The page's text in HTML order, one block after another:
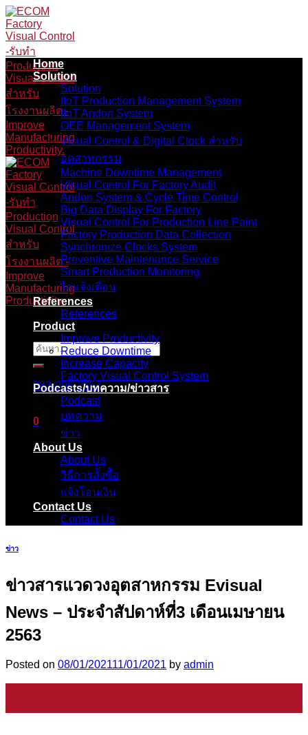
Skip
to
content
ค้นหา:
083-096-2657
0
ตะกร้าสินค้า
ไม่มีสินค้าในตะกร้า
Home
Solution
Solution
IIoT Production Management System
IIoT Andon System
OEE Management System
Visual Control & Digital Clock สำหรับ
อุตสาหกรรม
Machine Downtime Management
Visual Control For Factory Audit
Andon System & Cycle Time Control
Big Data Display For Factory
Visual Control For Production Line Paint
Factory Production Data Collection
Synchronize Clocks System
Preventive Maintenance Service
Smart Production Monitoring
ไก่แจ้งเตือน
References
References
Product
Improve Productivity
Reduce Downtime
Increase Capacity
Factory Visual Control System
Podcasts/บทความ/ข่าวสาร
Podcast
บทความ
ข่าว
About Us
About Us
วิธีการสั้งซื้อ
แจ้งโอนเงิน
Contact Us
Contact Us
ข่าว
ข่าวสารแวดวงอุตสาหกรรม Evisual
News – ประจำสัปดาห์ที่3 เดือนเมษายน
2563
Posted on 08/01/202111/01/2021 by admin